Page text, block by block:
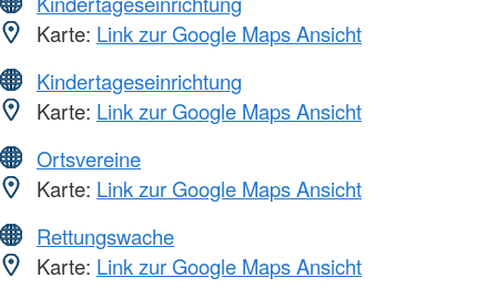
Karte: Link zur Google Maps Ansicht
Kindertageseinrichtung
Karte: Link zur Google Maps Ansicht
Ortsvereine
Karte: Link zur Google Maps Ansicht
Rettungswache
Karte: Link zur Google Maps Ansicht